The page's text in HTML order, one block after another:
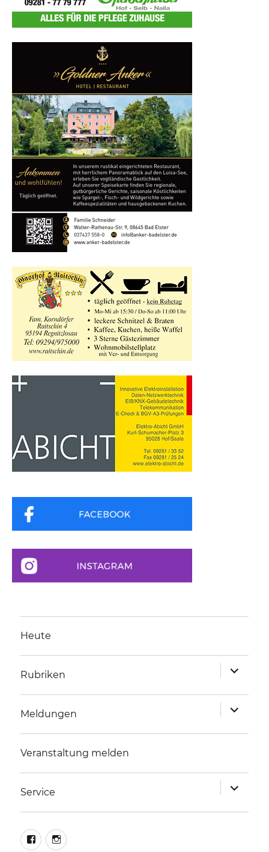
Heute
Rubriken
anzeigen
Meldungen
anzeigen
Veranstaltung melden
Service
anzeigen
facebookinstagram